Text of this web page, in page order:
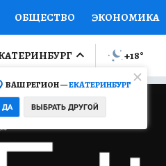
ОБЩЕСТВО ЭКОНОМИКА
ПРОИСШЕСТВИЯ
МИР Я ЗНАЮ
СЕРИАЛЫ
КОЛЛЕКЦИИ КОНКУРСЫ
ВАШ РЕГИОН —ЕКАТЕРИНБУРГ
ДА ВЫБРАТЬ ДРУГОЙ
+18°